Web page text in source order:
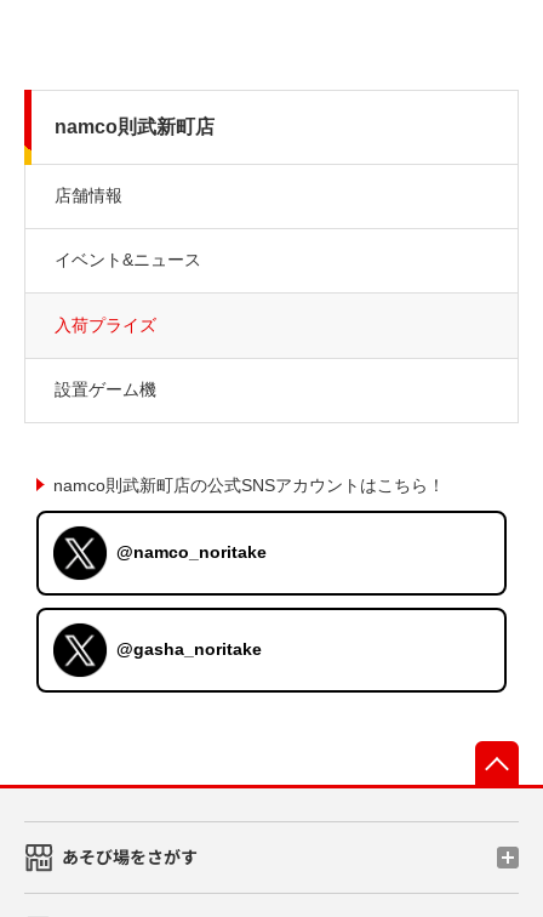
namco則武新町店
店舗情報
イベント&ニュース
入荷プライズ
設置ゲーム機
namco則武新町店の公式SNSアカウントはこちら！
@namco_noritake
@gasha_noritake
あそび場をさがす